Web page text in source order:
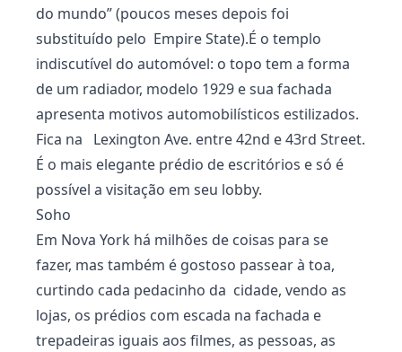
do mundo” (poucos meses depois foi
substituído pelo Empire State).É o templo
indiscutível do automóvel: o topo tem a forma
de um radiador, modelo 1929 e sua fachada
apresenta motivos automobilísticos estilizados.
Fica na Lexington Ave. entre 42nd e 43rd Street.
É o mais elegante prédio de escritórios e só é
possível a visitação em seu lobby.
Soho
Em Nova York há milhões de coisas para se
fazer, mas também é gostoso passear à toa,
curtindo cada pedacinho da cidade, vendo as
lojas, os prédios com escada na fachada e
trepadeiras iguais aos filmes, as pessoas, as